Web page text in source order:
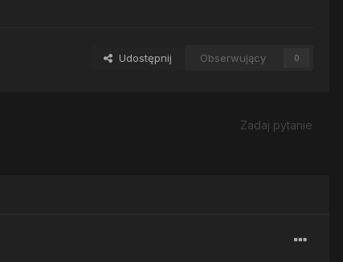
Udostępnij Obserwujący 0
Zadaj pytanie